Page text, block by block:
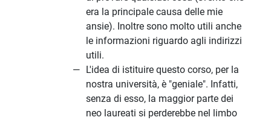
era la principale causa delle mie
ansie). Inoltre sono molto utili anche
le informazioni riguardo agli indirizzi
utili.
L'idea di istituire questo corso, per la
nostra università, è "geniale". Infatti,
senza di esso, la maggior parte dei
neo laureati si perderebbe nel limbo